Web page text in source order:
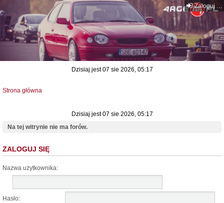
Zaloguj się
Dzisiaj jest 07 sie 2026, 05:17
Strona główna
Dzisiaj jest 07 sie 2026, 05:17
Na tej witrynie nie ma forów.
ZALOGUJ SIĘ
Nazwa użytkownika:
Hasło: